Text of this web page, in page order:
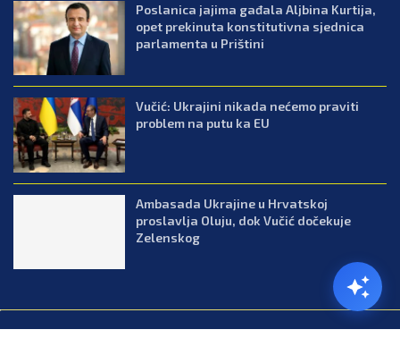
Poslanica jajima gađala Aljbina Kurtija,
opet prekinuta konstitutivna sjednica
parlamenta u Prištini
Vučić: Ukrajini nikada nećemo praviti
problem na putu ka EU
Ambasada Ukrajine u Hrvatskoj
proslavlja Oluju, dok Vučić dočekuje
Zelenskog